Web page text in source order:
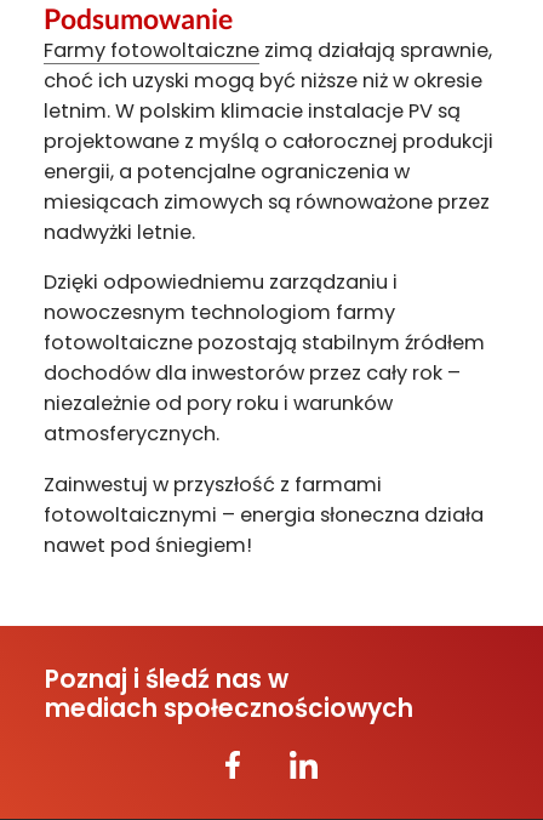
Podsumowanie
Farmy fotowoltaiczne zimą działają sprawnie,
choć ich uzyski mogą być niższe niż w okresie
letnim. W polskim klimacie instalacje PV są
projektowane z myślą o całorocznej produkcji
energii, a potencjalne ograniczenia w
miesiącach zimowych są równoważone przez
nadwyżki letnie.
Dzięki odpowiedniemu zarządzaniu i
nowoczesnym technologiom farmy
fotowoltaiczne pozostają stabilnym źródłem
dochodów dla inwestorów przez cały rok –
niezależnie od pory roku i warunków
atmosferycznych.
Zainwestuj w przyszłość z farmami
fotowoltaicznymi – energia słoneczna działa
nawet pod śniegiem!
Poznaj i śledź nas w
mediach społecznościowych